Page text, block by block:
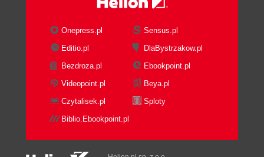
Onepress.pl
Sensus.pl
Editio.pl
DlaBystrzakow.pl
Bezdroza.pl
Ebookpoint.pl
Videopoint.pl
Beya.pl
Czytalisek.pl
Sploty
Biblio.Ebookpoint.pl